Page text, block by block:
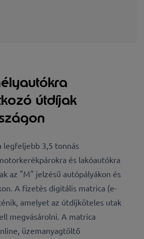
útdíjak
legfeljebb 3,5 tonnás
és lakóautókra
az "M" jelzésű autópályákon és
A fizetés digitális matrica (e-
amelyet az útdíjköteles utak
megvásárolni. A matrica
üzemanyagtöltő